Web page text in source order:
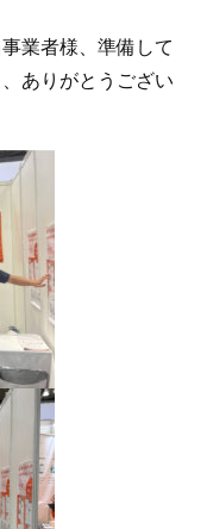
業者様、準備して
ありがとうござい